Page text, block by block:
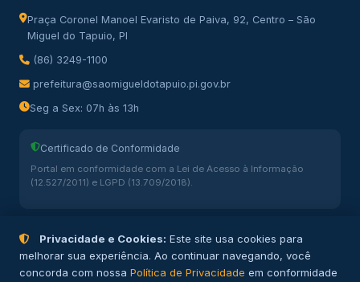
Praça Coronel Manoel Evaristo de Paiva, 92, Centro – São
Miguel do Tapuio, PI
(86) 3249-1100
prefeitura@saomigueldotapuio.pi.gov.br
Seg a Sex: 07h às 13h
Certificado de Conformidade
Portal em conformidade com a Lei de Acesso à Informação
(12.527/2011) e LGPD (13.709/2018).
© 2026 Prefeitura Municipal de São Miguel do Tapuio – PI. Todos
Privacidade e Cookies: Este site usa cookies para
melhorar sua experiência. Ao continuar navegando, você
concorda com nossa Política de Privacidade em conformidade